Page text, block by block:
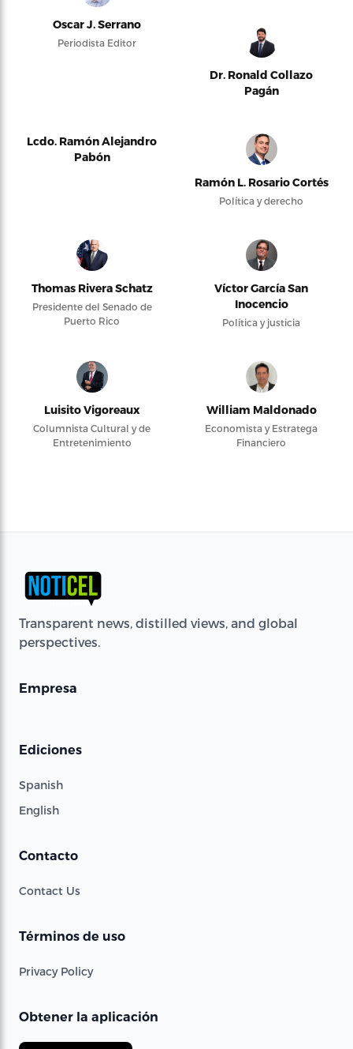
Oscar J. Serrano
Periodista Editor
Dr. Ronald Collazo
Pagán
Lcdo. Ramón Alejandro
Pabón
Ramón L. Rosario Cortés
Política y derecho
Thomas Rivera Schatz
Presidente del Senado de
Puerto Rico
Víctor García San
Inocencio
Política y justicia
Luisito Vigoreaux
Columnista Cultural y de
Entretenimiento
William Maldonado
Economista y Estratega
Financiero
Transparent news, distilled views, and global
perspectives.
Empresa
Ediciones
Spanish
English
Contacto
Contact Us
Términos de uso
Privacy Policy
Obtener la aplicación